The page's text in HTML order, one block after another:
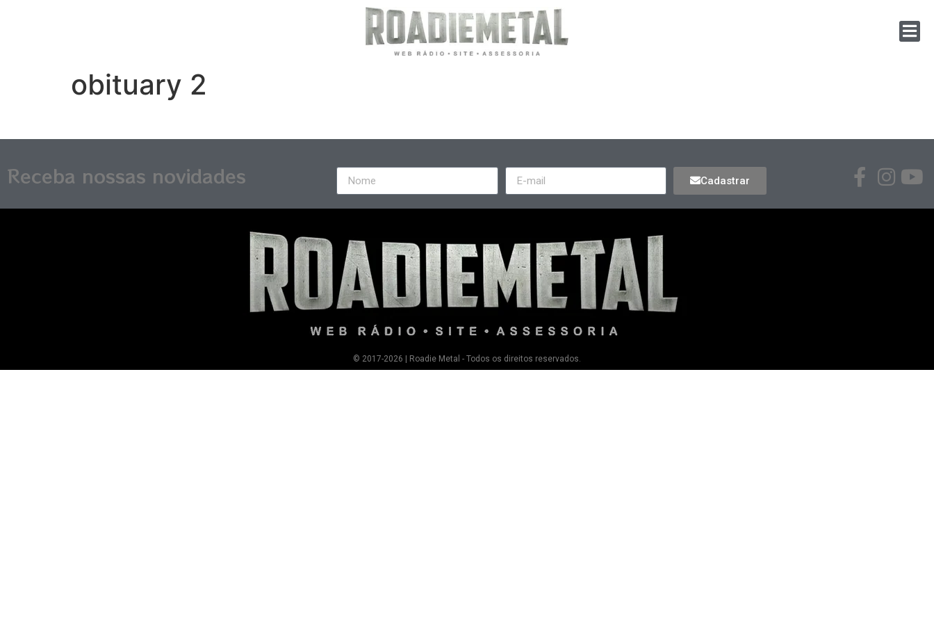
obituary 2
Receba nossas novidades Cadastrar
© 2017-2026 | Roadie Metal - Todos os direitos reservados.